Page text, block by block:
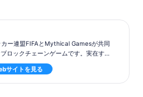
ー連盟FIFAとMythical Gamesが共同
ロックチェーンゲームです。実在する
ースにしたチームを編成し、リアルタ
合うアーケード型サッカーゲームとな
サイトを見る